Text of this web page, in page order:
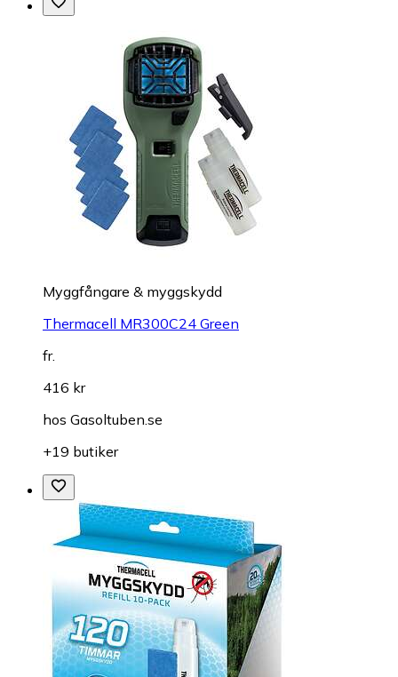
Myggfångare & myggskydd
Thermacell MR300C24 Green
fr.
416 kr
hos Gasoltuben.se
+19 butiker